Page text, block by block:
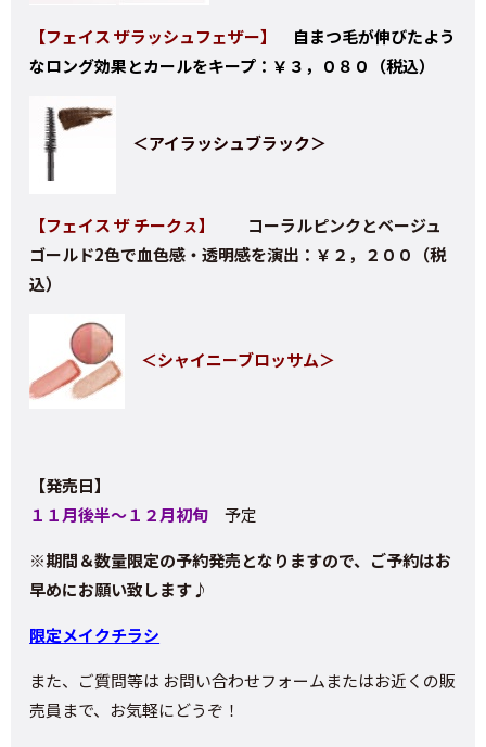
【フェイス ザラッシュフェザー】
自まつ毛が伸びたよう
なロング効果とカールをキープ：￥３，０８０（税込）
＜アイラッシュブラック＞
【フェイス ザ チークㇲ】
コーラルピンクとベージュ
ゴールド2色で血色感・透明感を演出：￥２，２００（税
込）
＜シャイニーブロッサム＞
【発売日】
１１月後半～１２月初旬 予定
※期間＆数量限定の予約発売となりますので、ご予約はお
早めにお願い致します♪
限定メイクチラシ
また、ご質問等は お問い合わせフォームまたはお近くの販
売員まで、お気軽にどうぞ！